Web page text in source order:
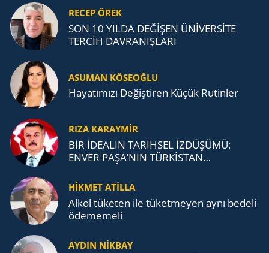
RECEP ÖREK
SON 10 YILDA DEĞİŞEN ÜNİVERSİTE
TERCİH DAVRANIŞLARI
ASUMAN KÖSEOĞLU
Ha­ya­tı­mı­zı De­ğiş­ti­ren Küçük Ru­tin­ler
RIZA KARAYMIR
BİR İDEALİN TARİHSEL İZDÜŞÜMÜ:
ENVER PAŞA’NIN TÜRKİSTAN
TEŞKİLATI’NA UZANAN MİRASI
HİKMET ATİLLA
Alkol tü­ke­ten ile tü­ket­me­yen aynı be­de­li
öde­me­me­li
AYDIN NİKBAY